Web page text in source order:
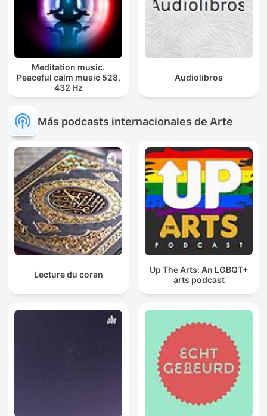
Meditation music.
Peaceful calm music 528,
432 Hz
Audiolibros
Más podcasts internacionales de Arte
Lecture du coran
Up The Arts: An LGBQT+
arts podcast